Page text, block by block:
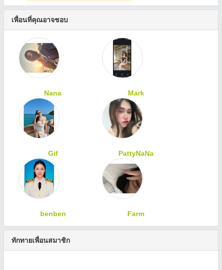
เพื่อนที่คุณอาจชอบ
Nana Mark
Gif PattyNaNa
benben Farm
ทักทายเพื่อนสมาชิก